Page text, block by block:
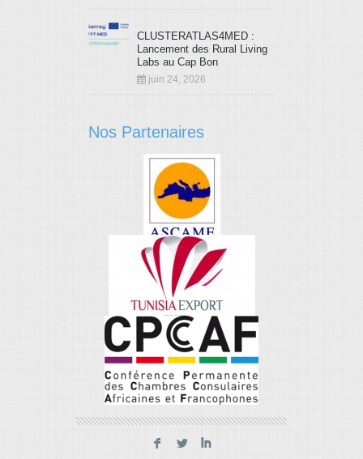
CLUSTERATLAS4MED :
Lancement des Rural Living
Labs au Cap Bon
juin 24, 2026
Nos Partenaires
F L I